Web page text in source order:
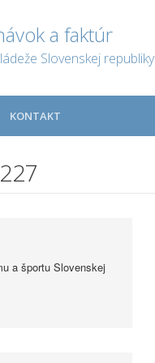
a faktúr
Slovenskej republiky
KONTAKT
a športu Slovenskej